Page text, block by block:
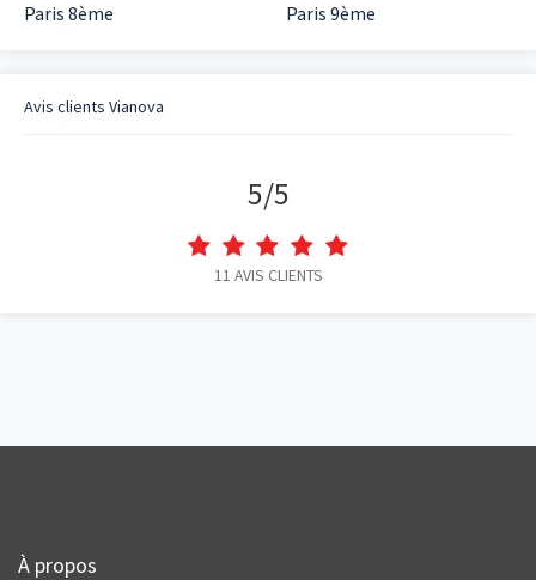
Paris 8ème
Paris 9ème
Avis clients Vianova
5/5
11 AVIS CLIENTS
À propos